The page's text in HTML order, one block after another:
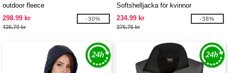
outdoor fleece
298.99 kr
426.70 kr
-30%
Softshelljacka för kvinnor
234.99 kr
376.76 kr
-38%